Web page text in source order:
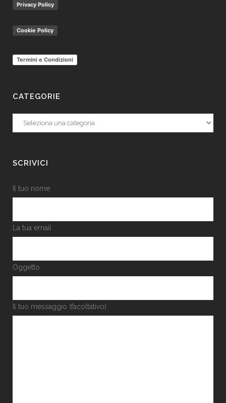
Privacy Policy
Cookie Policy
Termini e Condizioni
CATEGORIE
Categorie
SCRIVICI
Il tuo nome
La tua email
Oggetto
Il tuo messaggio (facoltativo)